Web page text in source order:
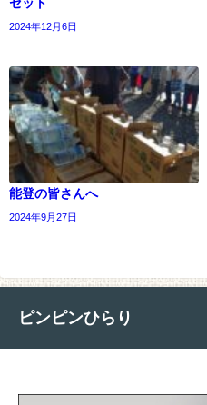
セット
2024年12月6日
能登の皆さんへ
2024年9月27日
ピンピンひらり